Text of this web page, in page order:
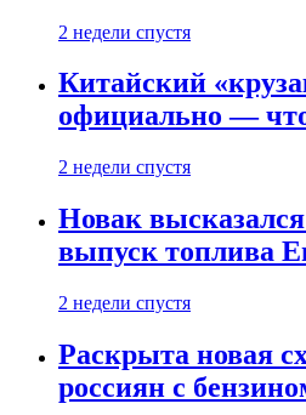
2 недели спустя
Китайский
официально —
2 недели спустя
Новак
выпуск топлива
2 недели спустя
Раскрыта новая
россиян с